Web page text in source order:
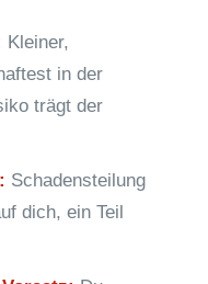
Kleiner,
in der
trägt der
Schadensteilung
dich, ein Teil